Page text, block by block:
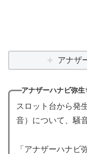
アナザ
アナザーハナビ弥
スロット台から発
音）について、騒
「アナザーハナビ